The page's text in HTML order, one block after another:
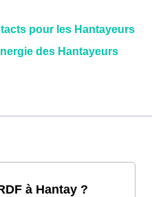
pour les Hantayeurs
des Hantayeurs
à Hantay ?